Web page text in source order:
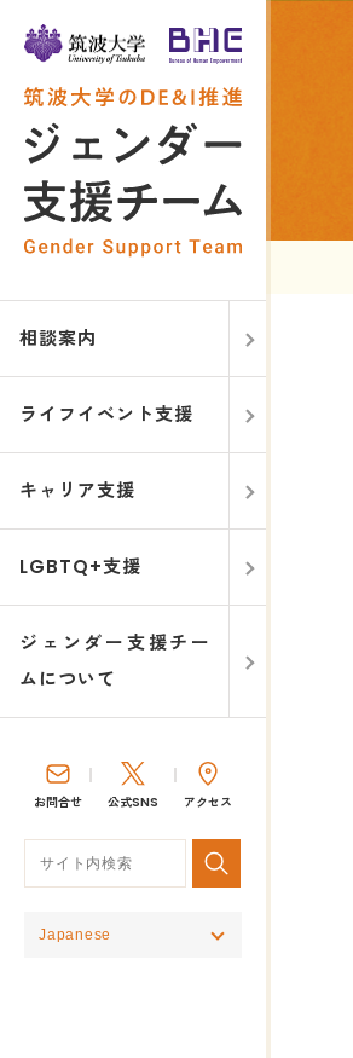
相談案内
ライフイベント支援
キャリア支援
LGBTQ+支援
ジェンダー支援チー
ムについて
お問合せ 公式SNS アクセス